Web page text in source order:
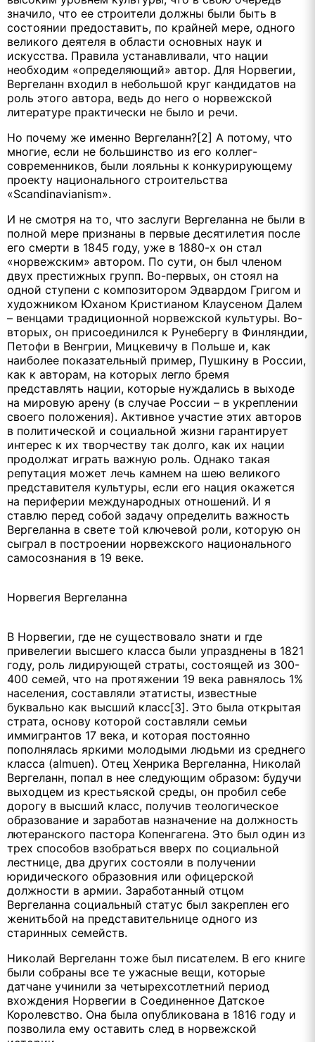
значило, что ее строители должны были быть в
состоянии предоставить, по крайней мере, одного
великого деятеля в области основных наук и
искусства. Правила устанавливали, что нации
необходим «определяющий» автор. Для Норвегии,
Вергеланн входил в небольшой круг кандидатов на
роль этого автора, ведь до него о норвежской
литературе практически не было и речи.
Но почему же именно Вергеланн?[2] А потому, что
многие, если не большинство из его коллег-
современников, были лояльны к конкурирующему
проекту национального строительства
«Scandinavianism».
И не смотря на то, что заслуги Вергеланна не были в
полной мере признаны в первые десятилетия после
его смерти в 1845 году, уже в 1880-х он стал
«норвежским» автором. По сути, он был членом
двух престижных групп. Во-первых, он стоял на
одной ступени с композитором Эдвардом Григом и
художником Юханом Кристианом Клаусеном Далем
– венцами традиционной норвежской культуры. Во-
вторых, он присоединился к Рунебергу в Финляндии,
Петофи в Венгрии, Мицкевичу в Польше и, как
наиболее показательный пример, Пушкину в России,
как к авторам, на которых легло бремя
представлять нации, которые нуждались в выходе
на мировую арену (в случае России – в укреплении
своего положения). Активное участие этих авторов
в политической и социальной жизни гарантирует
интерес к их творчеству так долго, как их нации
продолжат играть важную роль. Однако такая
репутация может лечь камнем на шею великого
представителя культуры, если его нация окажется
на периферии международных отношений. И я
ставлю перед собой задачу определить важность
Вергеланна в свете той ключевой роли, которую он
сыграл в построении норвежского национального
самосознания в 19 веке.
Норвегия Вергеланна
В Норвегии, где не существовало знати и где
привелегии высшего класса были упразднены в 1821
году, роль лидирующей страты, состоящей из 300-
400 семей, что на протяжении 19 века равнялось 1%
населения, составляли этатисты, известные
буквально как высший класс[3]. Это была открытая
страта, основу которой составляли семьи
иммигрантов 17 века, и которая постоянно
пополнялась яркими молодыми людьми из среднего
класса (almuen). Отец Хенрика Вергеланна, Николай
Вергеланн, попал в нее следующим образом: будучи
выходцем из крестьяской среды, он пробил себе
дорогу в высший класс, получив теологическое
образование и заработав назначение на должность
лютеранского пастора Копенгагена. Это был один из
трех способов взобраться вверх по социальной
лестнице, два других состояли в получении
юридического образовния или офицерской
должности в армии. Заработанный отцом
Вергеланна социальный статус был закреплен его
женитьбой на представительнице одного из
старинных семейств.
Николай Вергеланн тоже был писателем. В его книге
были собраны все те ужасные вещи, которые
датчане учинили за четырехсотлетний период
вхождения Норвегии в Соединенное Датское
Королевство. Она была опубликована в 1816 году и
позволила ему оставить след в норвежской